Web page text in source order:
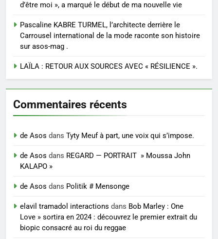
d’être moi », a marqué le début de ma nouvelle vie
Pascaline KABRE TURMEL, l’architecte derrière le
Carrousel international de la mode raconte son histoire
sur asos-mag .
LAÏLA : RETOUR AUX SOURCES AVEC « RÉSILIENCE ».
Commentaires récents
de Asos dans Tyty Meuf à part, une voix qui s’impose.
de Asos dans REGARD — PORTRAIT » Moussa John
KALAPO »
de Asos dans Politik # Mensonge
elavil tramadol interactions dans Bob Marley : One
Love » sortira en 2024 : découvrez le premier extrait du
biopic consacré au roi du reggae